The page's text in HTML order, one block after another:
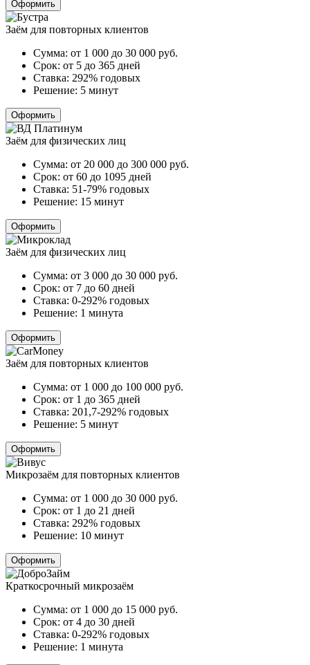
Оформить
Заём для повторных клиентов
Сумма: от 1 000 до 30 000 руб.
Срок: от 5 до 365 дней
Ставка: 292% годовых
Решение: 5 минут
Оформить
Заём для физических лиц
Сумма: от 20 000 до 300 000 руб.
Срок: от 60 до 1095 дней
Ставка: 51-79% годовых
Решение: 15 минут
Оформить
Заём для физических лиц
Сумма: от 3 000 до 30 000 руб.
Срок: от 7 до 60 дней
Ставка: 0-292% годовых
Решение: 1 минута
Оформить
Заём для повторных клиентов
Сумма: от 1 000 до 100 000 руб.
Срок: от 1 до 365 дней
Ставка: 201,7-292% годовых
Решение: 5 минут
Оформить
Микрозаём для повторных клиентов
Сумма: от 1 000 до 30 000 руб.
Срок: от 1 до 21 дней
Ставка: 292% годовых
Решение: 10 минут
Оформить
Краткосрочный микрозаём
Сумма: от 1 000 до 15 000 руб.
Срок: от 4 до 30 дней
Ставка: 0-292% годовых
Решение: 1 минута